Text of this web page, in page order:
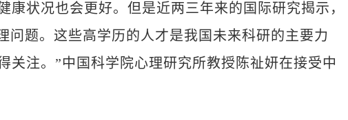
康状况也会更好。但是近两三年来的国际研究揭示，
问题。这些高学历的人才是我国未来科研的主要力
关注。”中国科学院心理研究所教授陈祉妍在接受中